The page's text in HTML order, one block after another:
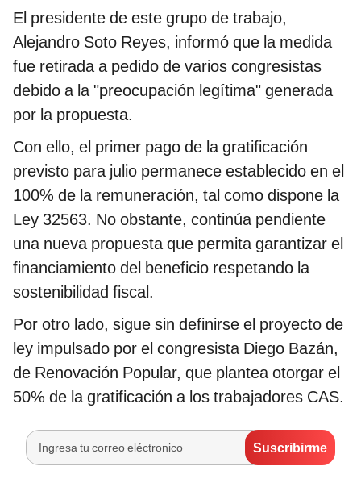
El presidente de este grupo de trabajo,
Alejandro Soto Reyes, informó que la medida
fue retirada a pedido de varios congresistas
debido a la "preocupación legítima" generada
por la propuesta.
Con ello, el primer pago de la gratificación
previsto para julio permanece establecido en el
100% de la remuneración, tal como dispone la
Ley 32563. No obstante, continúa pendiente
una nueva propuesta que permita garantizar el
financiamiento del beneficio respetando la
sostenibilidad fiscal.
Por otro lado, sigue sin definirse el proyecto de
ley impulsado por el congresista Diego Bazán,
de Renovación Popular, que plantea otorgar el
50% de la gratificación a los trabajadores CAS.